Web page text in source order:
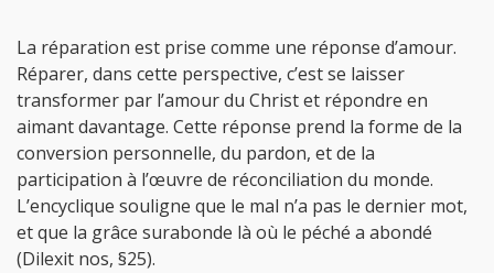
La réparation est prise comme une réponse d’amour.
Réparer, dans cette perspective, c’est se laisser
transformer par l’amour du Christ et répondre en
aimant davantage. Cette réponse prend la forme de la
conversion personnelle, du pardon, et de la
participation à l’œuvre de réconciliation du monde.
L’encyclique souligne que le mal n’a pas le dernier mot,
et que la grâce surabonde là où le péché a abondé
(Dilexit nos, §25).